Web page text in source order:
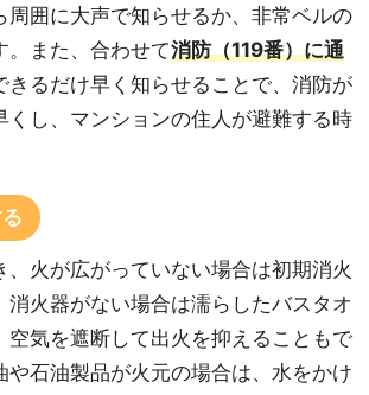
周囲に大声で知らせるか、非常ベルの
。また、合わせて消防（119番）に通
きるだけ早く知らせることで、消防が
くし、マンションの住人が避難する時
、火が広がっていない場合は初期消火
消火器がない場合は濡らしたバスタオ
空気を遮断して出火を抑えることもで
や石油製品が火元の場合は、水をかけ